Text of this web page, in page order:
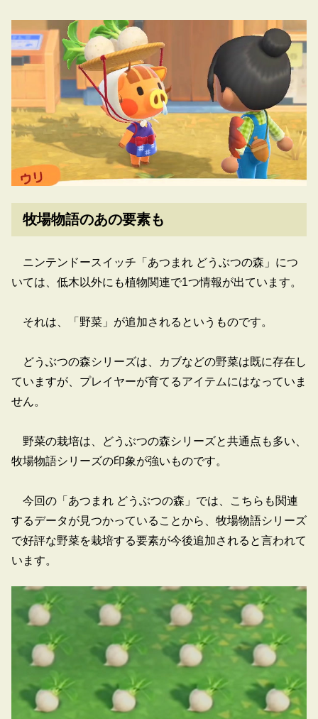
牧場物語のあの要素も
ニンテンドースイッチ「あつまれ どうぶつの森」につ
いては、低木以外にも植物関連で1つ情報が出ています。
それは、「野菜」が追加されるというものです。
どうぶつの森シリーズは、カブなどの野菜は既に存在し
ていますが、プレイヤーが育てるアイテムにはなっていま
せん。
野菜の栽培は、どうぶつの森シリーズと共通点も多い、
牧場物語シリーズの印象が強いものです。
今回の「あつまれ どうぶつの森」では、こちらも関連
するデータが見つかっていることから、牧場物語シリーズ
で好評な野菜を栽培する要素が今後追加されると言われて
います。